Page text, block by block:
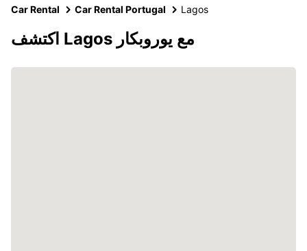
Car Rental Car Rental Portugal Lagos
اكتشف Lagos مع يوروبكار